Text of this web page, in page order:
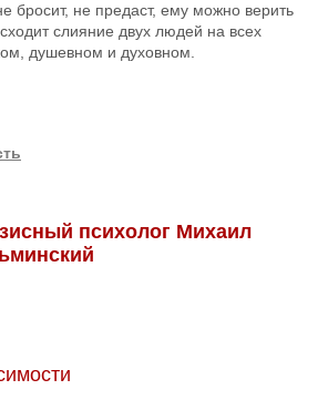
бросит, не предаст, ему можно верить
слияние двух людей на всех
душевном и духовном.
психолог Михаил